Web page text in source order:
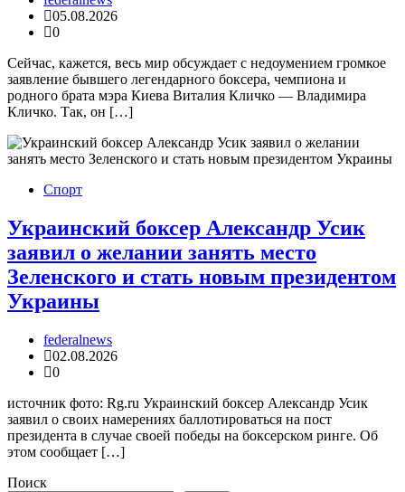
05.08.2026
0
Сейчас, кажется, весь мир обсуждает с недоумением громкое
заявление бывшего легендарного боксера, чемпиона и
родного брата мэра Киева Виталия Кличко — Владимира
Кличко. Так, он […]
Спорт
Украинский боксер Александр Усик
заявил о желании занять место
Зеленского и стать новым президентом
Украины
federalnews
02.08.2026
0
источник фото: Rg.ru Украинский боксер Александр Усик
заявил о своих намерениях баллотироваться на пост
президента в случае своей победы на боксерском ринге. Об
этом сообщает […]
Поиск